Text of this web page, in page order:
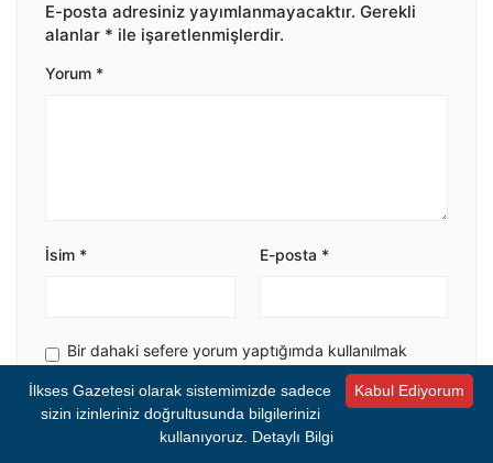
E-posta adresiniz yayımlanmayacaktır. Gerekli
alanlar * ile işaretlenmişlerdir.
Yorum *
İsim * E-posta *
Bir dahaki sefere yorum yaptığımda kullanılmak
üzere adımı ve e-posta adresimi bu tarayıcıya
kaydet.
Kabul Ediyorum
İlkses Gazetesi olarak sistemimizde sadece
sizin izinleriniz doğrultusunda bilgilerinizi
kullanıyoruz. Detaylı Bilgi